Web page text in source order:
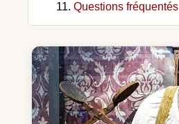
Questions fréquentés